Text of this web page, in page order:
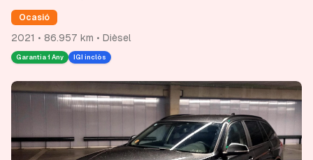
Ocasió
2021 • 86.957 km • Dièsel
Garantia 1 Any IGI inclòs